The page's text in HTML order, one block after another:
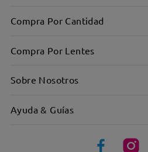
Compra Por Cantidad
Compra Por Lentes
Sobre Nosotros
Ayuda & Guías